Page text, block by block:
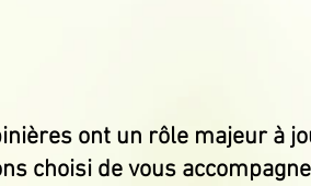
ont un rôle majeur à
choisi de vous